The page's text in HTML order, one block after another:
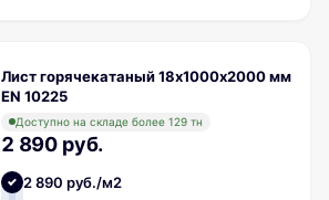
Лист горячекатаный 18х1000х2000 мм
EN 10225
Доступно на складе более 129 тн
2 890 руб.
2 890 руб./м2